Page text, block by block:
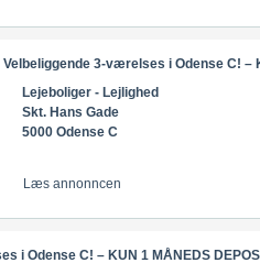
Velbeliggende 3-værelses i Odense C! –
Lejeboliger - Lejlighed
Skt. Hans Gade
5000 Odense C
Læs annonncen
i Odense C! – KUN 1 MÅNEDS